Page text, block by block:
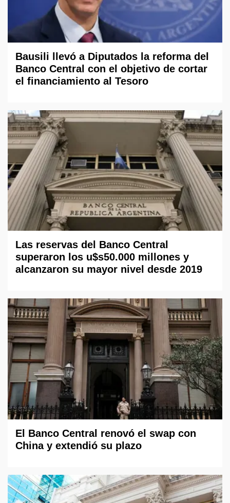
Bausili llevó a Diputados la reforma del
Banco Central con el objetivo de cortar
el financiamiento al Tesoro
Las reservas del Banco Central
superaron los u$s50.000 millones y
alcanzaron su mayor nivel desde 2019
El Banco Central renovó el swap con
China y extendió su plazo